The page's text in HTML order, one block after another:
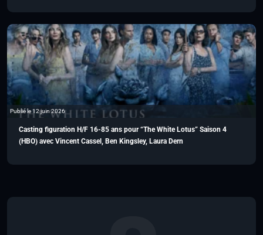
Publié le 12 juin 2026
Casting figuration H/F 16-85 ans pour “The White Lotus” Saison 4
(HBO) avec Vincent Cassel, Ben Kingsley, Laura Dern